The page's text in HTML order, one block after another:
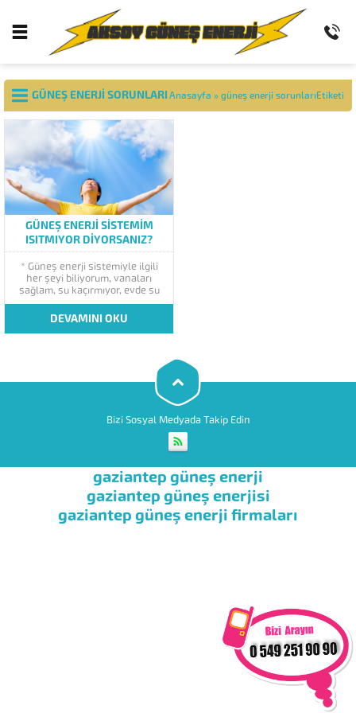
GÜNEŞ ENERJI SORUNLARI Anasayfa » güneş enerji sorunlarıEtiketi
GÜNEŞ ENERJI SISTEMIM
ISITMIYOR DIYORSANIZ?
* Güneş enerji sistemiyle ilgili
her şeyi biliyorum, vanaları
sağlam, su kaçırmıyor, evde su
kullanmıyorum, ama sıcak su
alamıyorum diyorsanız,
yapılacak tek bir işlem vardır.
Güneş enerjisinin ısıtıp
DEVAMINI OKU
Bizi Sosyal Medyada Takip Edin
gaziantep güneş enerji
gaziantep güneş enerjisi
gaziantep güneş enerji firmaları